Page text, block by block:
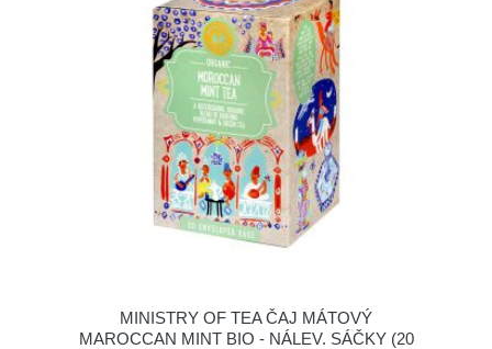
MINISTRY OF TEA ČAJ MÁTOVÝ
MAROCCAN MINT BIO - NÁLEV. SÁČKY (20